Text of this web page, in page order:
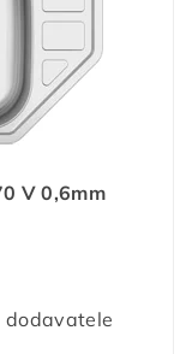
V 0,6mm
dodavatele